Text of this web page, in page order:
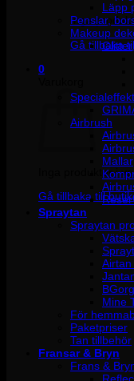
Inga
Gå tillbaka
0
Inga produkter i
Gå tillbaka till
Läpp
Penslar,
Makeup
Glitter
Airbrush
Mallar
Spraytan
Spraytan
Mine
För
Paketpriser
Tan tillbehör
Fransar & Bryn
Frans &